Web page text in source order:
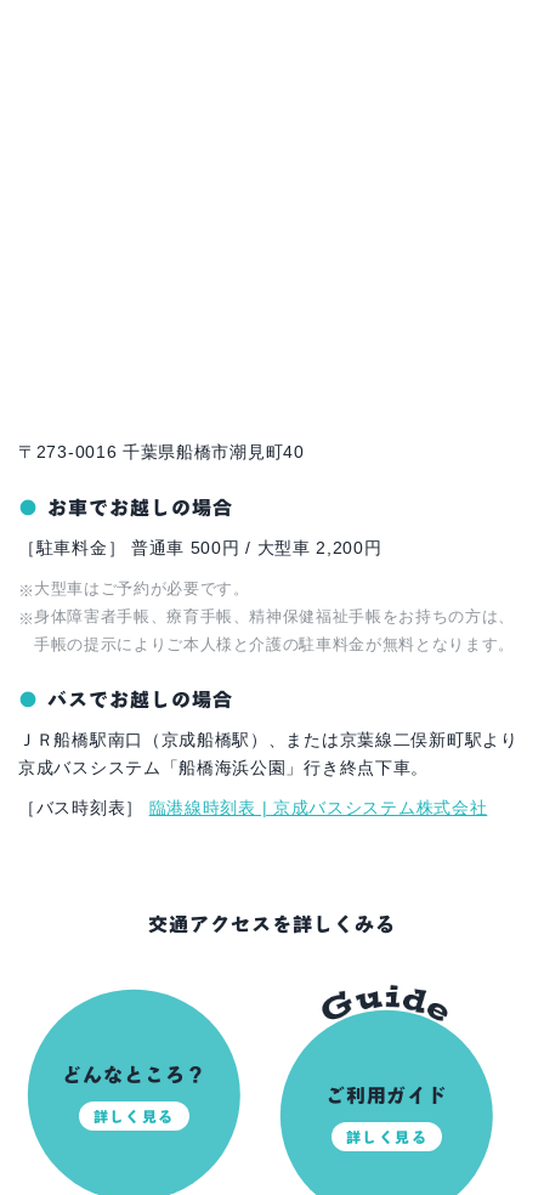
〒273-0016 千葉県船橋市潮見町40
お車でお越しの場合
［駐車料金］ 普通車 500円 / 大型車 2,200円
大型車はご予約が必要です。
身体障害者手帳、療育手帳、精神保健福祉手帳をお持ちの方は、
手帳の提示によりご本人様と介護の駐車料金が無料となります。
バスでお越しの場合
ＪＲ船橋駅南口（京成船橋駅）、または京葉線二俣新町駅より
京成バスシステム「船橋海浜公園」行き終点下車。
［バス時刻表］ 臨港線時刻表 | 京成バスシステム株式会社
交通アクセスを詳しくみる
どんなところ？
詳しく見る
ご利用ガイド
詳しく見る